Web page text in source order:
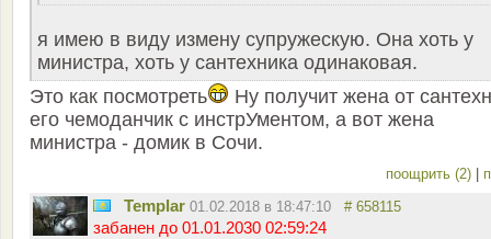
я имею в виду измену супружескую. Она хоть у
министра, хоть у сантехника одинаковая.
Это как посмотреть
Ну получит жена от
его чемоданчик с инстрУментом, а вот жена
министра - домик в Сочи.
поощрить (2)
Templar 01.02.2018 в 18:47:10 # 658115
забанен до 01.01.2030 02:59:24